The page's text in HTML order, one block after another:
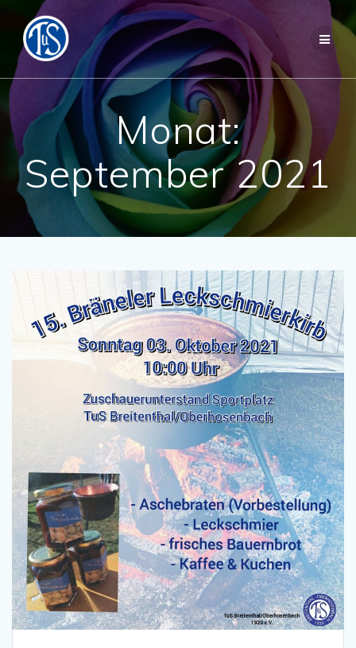
Zum
Inhalt
springen
Monat:
September 2021